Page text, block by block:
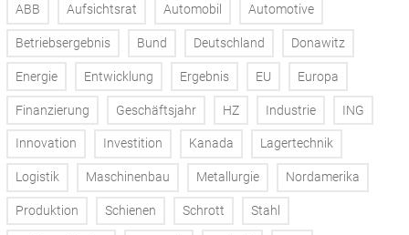
ABB Aufsichtsrat Automobil Automotive
Betriebsergebnis Bund Deutschland Donawitz
Energie Entwicklung Ergebnis EU Europa
Finanzierung Geschäftsjahr HZ Industrie ING
Innovation Investition Kanada Lagertechnik
Logistik Maschinenbau Metallurgie Nordamerika
Produktion Schienen Schrott Stahl